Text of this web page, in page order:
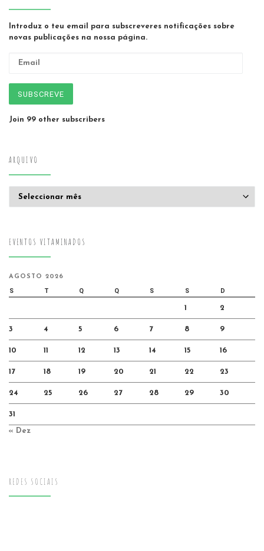
Introduz o teu email para subscreveres notificações sobre
novas publicações na nossa página.
SUBSCREVE
Join 99 other subscribers
ARQUIVO
EVENTOS VITAMINADOS
AGOSTO 2026
S T Q Q S S D
1 2
3 4 5 6 7 8 9
10 11 12 13 14 15 16
17 18 19 20 21 22 23
24 25 26 27 28 29 30
31
« Dez
REDES SOCIAIS